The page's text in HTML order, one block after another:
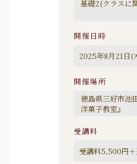
開催日時
開催場所
受講料